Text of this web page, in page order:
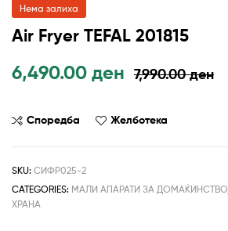
Нема залиха
Air Fryer TEFAL 201815
7,990.00ден
6,490.00 ден
Споредба Желботека
SKU: СИФР025-2
CATEGORIES: МАЛИ АПАРАТИ ЗА ДОМАЌИНСТВО
ХРАНА